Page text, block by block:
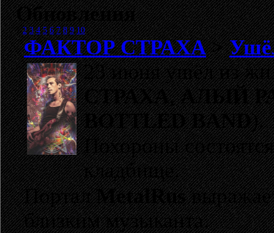
Обновления
1 2 3 4 5 6 7 8 9 10
ФАКТОР СТРАХА>
23 июня ушёл из
СТРАХА,АЛЫЙ
BOTTLED BAND).
Похороны
кладбище.
ПорталMetalRus
близким музыканта.